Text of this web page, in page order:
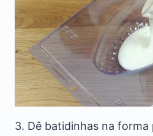
3. Dê batidinhas na forma